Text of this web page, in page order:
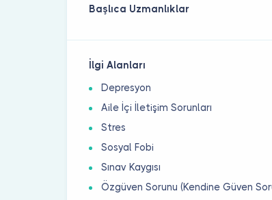
Başlıca Uzmanlıklar
İlgi Alanları
Depresyon
Aile İçi İletişim Sorunları
Stres
Sosyal Fobi
Sınav Kaygısı
Özgüven Sorunu (Kendine Güven